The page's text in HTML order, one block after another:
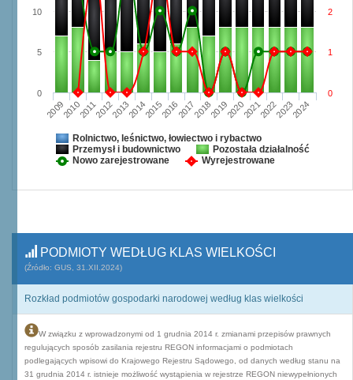
2009201020112012201320142015201620172018201920202021202220232024
0
5
10
0
1
2
Rolnictwo, leśnictwo, łowiectwo i rybactwo
Przemysł i budownictwo
Pozostała działalność
Nowo zarejestrowane
Wyrejestrowane
PODMIOTY WEDŁUG KLAS WIELKOŚCI
(Źródło: GUS, 31.XII.2024)
Rozkład podmiotów gospodarki narodowej według klas wielkości
W związku z wprowadzonymi od 1 grudnia 2014 r. zmianami przepisów prawnych
regulujących sposób zasilania rejestru REGON informacjami o podmiotach
podlegających wpisowi do Krajowego Rejestru Sądowego, od danych według stanu na
31 grudnia 2014 r. istnieje możliwość wystąpienia w rejestrze REGON niewypełnionych